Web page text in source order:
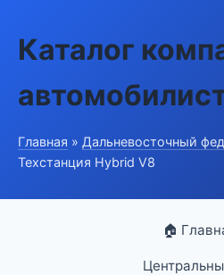
Каталог
Главная » Дальневосточный
Техстанция Hybrid V8
🏠